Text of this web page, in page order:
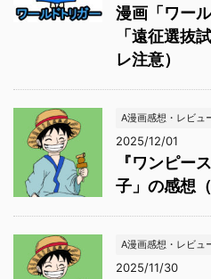
漫画「ワー
「遠征選
レ注意）
A漫画感想・レビュ
2025/12/01
『ワンピー
子」の感想
A漫画感想・レビュ
2025/11/30